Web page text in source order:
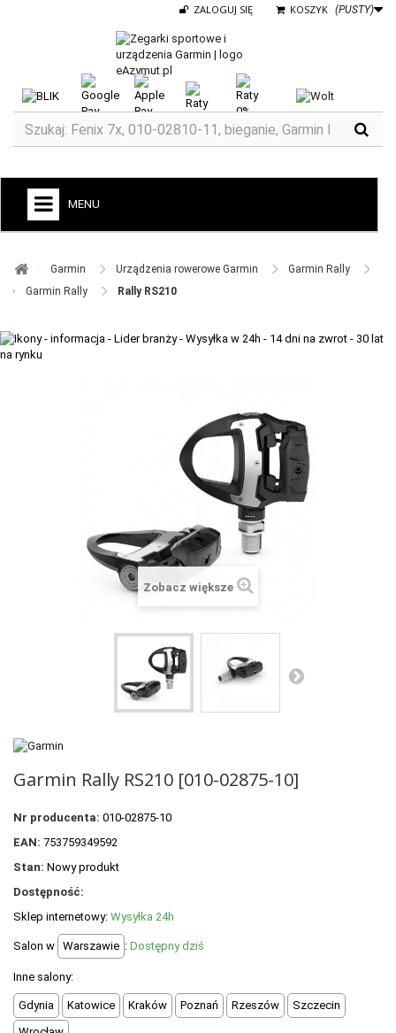
KOSZYK (PUSTY)
ZALOGUJ SIĘ
MENU
ZEGARKI DO BIEGANIA
TACX
VOSTOK EUROPE ZEGARKI
VICTORINOX ZEGARKI
OBAKU DENMARK ZEGARKI
WYPRZEDAŻ
Garmin ​ Urządzenia rowerowe Garmin ​
Garmin Rally ​
Garmin Rally ​
Rally RS210
Zobacz większe
Garmin Rally RS210 [010-02875-10]
Nr producenta: 010-02875-10
EAN: 753759349592
Stan: Nowy produkt
Dostępność:
Sklep internetowy: Wysyłka 24h
Salon w Warszawie : Dostępny dziś
Inne salony:
Gdynia Katowice Kraków Poznań Rzeszów
Szczecin